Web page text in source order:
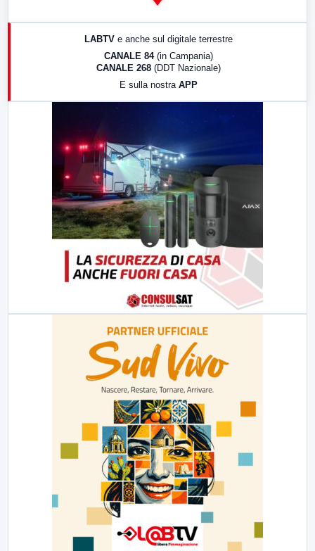
17:00 LabNews (replica)
LABTV e anche sul digitale terrestre
CANALE 84 (in Campania)
CANALE 268 (DDT Nazionale)
E sulla nostra APP